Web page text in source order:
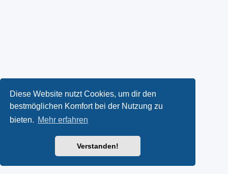
Diese Website nutzt Cookies, um dir den
bestmöglichen Komfort bei der Nutzung zu
bieten. Mehr erfahren
Verstanden!